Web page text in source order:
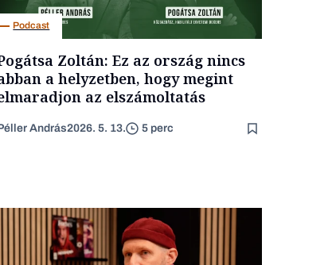
Podcast
Zoltán: Ez az ország nincs
a helyzetben, hogy megint
az elszámoltatás
András2026. 5. 13. 5 perc